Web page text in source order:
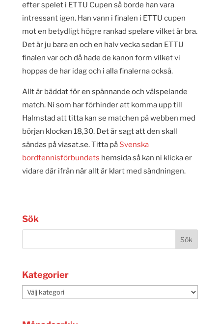
efter spelet i ETTU Cupen så borde han vara
intressant igen. Han vann i finalen i ETTU cupen
mot en betydligt högre rankad spelare vilket är bra.
Det är ju bara en och en halv vecka sedan ETTU
finalen var och då hade de kanon form vilket vi
hoppas de har idag och i alla finalerna också.
Allt är bäddat för en spännande och välspelande
match. Ni som har förhinder att komma upp till
Halmstad att titta kan se matchen på webben med
början klockan 18,30. Det är sagt att den skall
sändas på viasat.se. Titta på Svenska
bordtennisförbundets hemsida så kan ni klicka er
vidare där ifrån när allt är klart med sändningen.
Sök
Kategorier
Kategorier